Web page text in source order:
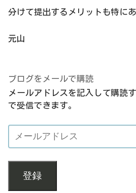
分けて提出するメリットも特に
元山
ブログをメールで購読
メールアドレスを記入して購読
で受信できます。
登録